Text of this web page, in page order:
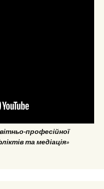
професійної
та медіація»